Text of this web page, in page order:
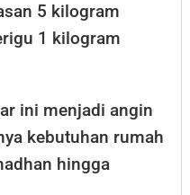
5 kilogram
1 kilogram
ini menjadi angin
kebutuhan rumah
hingga